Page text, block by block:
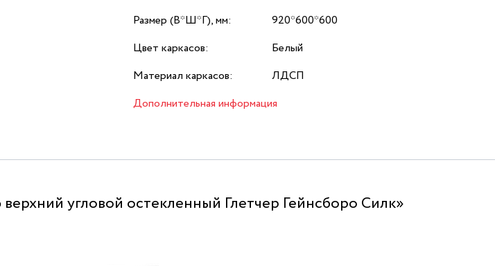
Размер (В*Ш*Г), мм:
920*600*600
Цвет каркасов:
Белый
Материал каркасов:
ЛДСП
Дополнительная информация
угловой остекленный Глетчер Гейнсборо Силк»